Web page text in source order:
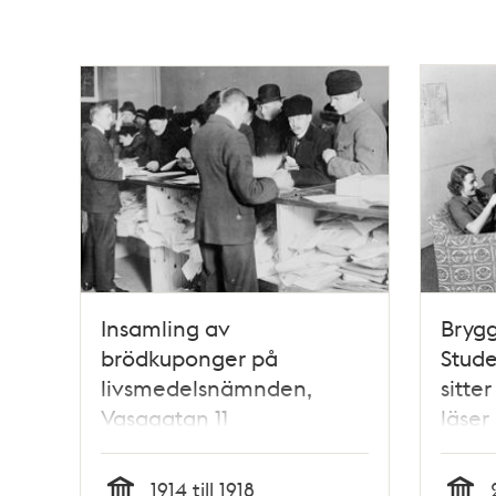
Insamling av
brödkuponger på
livsmedelsnämnden,
Vasagatan 11
1914 till 1918
läser